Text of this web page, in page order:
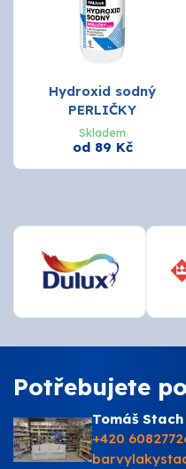
Hydroxid sodný
PERLIČKY
Skladem
od 89 Kč
Potřebujete
Tomáš Stach
+420